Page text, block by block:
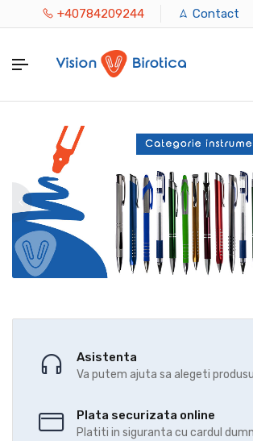
+40784209244 Contact
Asistenta
Va putem ajuta sa alegeti
Plata securizata online
Platiti in siguranta cu cardul